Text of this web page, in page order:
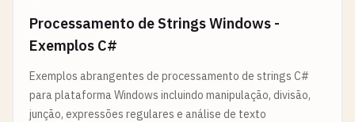
Processamento de Strings Windows -
Exemplos C#
Exemplos abrangentes de processamento de strings C#
para plataforma Windows incluindo manipulação, divisão,
junção, expressões regulares e análise de texto